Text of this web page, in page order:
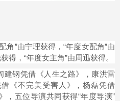
角”由宁理获得，“年度女配角”由
得，“年度女主角”由周迅获得。
建钢凭借《人生之路》，康洪雷
《不完美受害人》，杨磊凭借
，五位导演共同获得“年度导演”